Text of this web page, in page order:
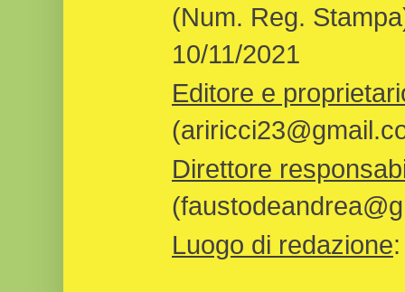
(Num. Reg.
10/11/2021
Editore e
Direttore
Luogo di redazione